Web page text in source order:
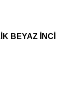
BEYAZ İNCİ